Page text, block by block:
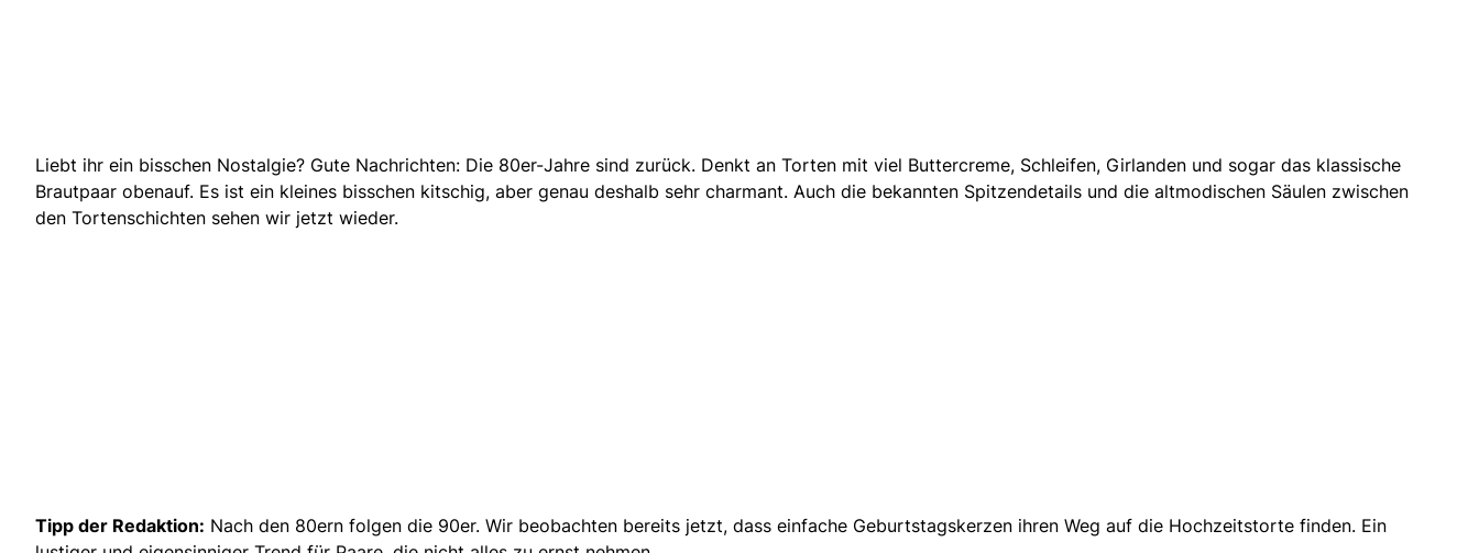
Liebt ihr ein bisschen Nostalgie? Gute Nachrichten: Die 80er-Jahre sind zurück. Denkt an Torten mit viel Buttercreme, Schleifen, Girlanden und sogar das klassische
Brautpaar obenauf. Es ist ein kleines bisschen kitschig, aber genau deshalb sehr charmant. Auch die bekannten Spitzendetails und die altmodischen Säulen zwischen
den Tortenschichten sehen wir jetzt wieder.
Tipp der Redaktion: Nach den 80ern folgen die 90er. Wir beobachten bereits jetzt, dass einfache Geburtstagskerzen ihren Weg auf die Hochzeitstorte finden. Ein